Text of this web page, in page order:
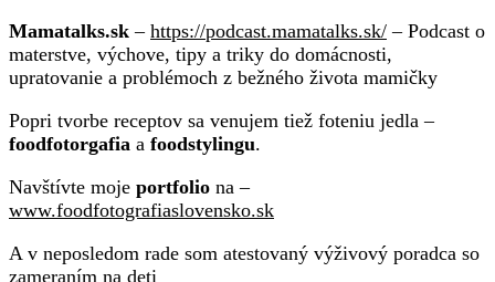
Mamatalks.sk – https://podcast.mamatalks.sk/ – Podcast o
materstve, výchove, tipy a triky do domácnosti,
upratovanie a problémoch z bežného života mamičky
Popri tvorbe receptov sa venujem tiež foteniu jedla –
foodfotorgafia a foodstylingu.
Navštívte moje portfolio na –
www.foodfotografiaslovensko.sk
A v neposledom rade som atestovaný výživový poradca so
zameraním na deti